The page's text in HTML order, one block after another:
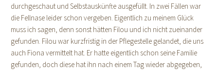
durchgeschaut und Selbstauskünfte ausgefüllt. In zwei Fällen war
die Fellnase leider schon vergeben. Eigentlich zu meinem Glück
muss ich sagen, denn sonst hätten Filou und ich nicht zueinander
gefunden. Filou war kurzfristig in der Pflegestelle gelandet, die uns
auch Fiona vermittelt hat. Er hatte eigentlich schon seine Familie
gefunden, doch diese hat ihn nach einem Tag wieder abgegeben,